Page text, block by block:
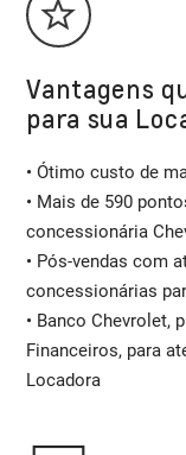
Vantagens
para sua
• Ótimo custo de
• Mais de 590
concessionária
• Pós-vendas com
concessionárias
• Banco Chevrolet,
Financeiros, para
Locadora